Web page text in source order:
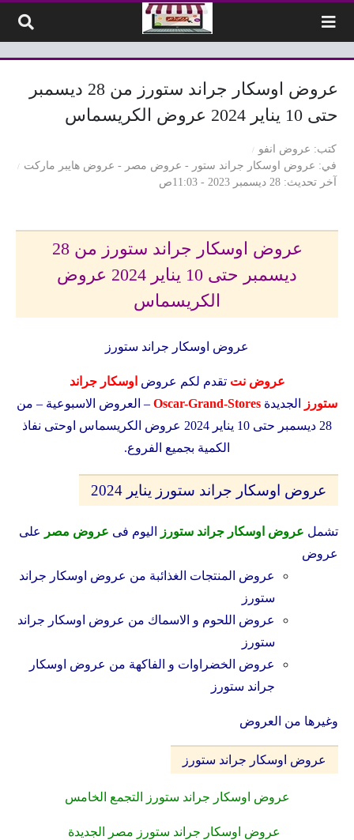
عروض اوسكار جراند ستورز من 28 ديسمبر
حتى 10 يناير 2024 عروض الكريسماس
كتب
عروض انفو
في
عروض اوسكار جراند ستور - عروض مصر - عروض هايبر ماركت
آخر تحديث 28 ديسمبر 2023 - 11:03ص
عروض اوسكار جراند ستورز من 28
ديسمبر حتى 10 يناير 2024 عروض
الكريسماس
عروض اوسكار جراند ستورز
عروض نت تقدم لكم عروض اوسكار جراند
ستورز
الجديدة Oscar-Grand-Stores – العروض الاسبوعية – من
28 ديسمبر حتى 10 يناير 2024 عروض الكريسماس اوحتى نفاذ
الكمية بجميع الفروع.
عروض اوسكار جراند ستورز يناير 2024
تشمل عروض اوسكار جراند ستورز اليوم فى عروض مصر
على
عروض
عروض المنتجات الغذائبة من عروض اوسكار جراند
ستورز
عروض اللحوم و الاسماك من عروض اوسكار جراند
ستورز
عروض الخضراوات و الفاكهة من عروض اوسكار
جراند ستورز
وغيرها من العروض
عروض اوسكار جراند ستورز
عروض اوسكار جراند ستورز التجمع الخامس
عروض اوسكار جراند ستورز مصر الجديدة